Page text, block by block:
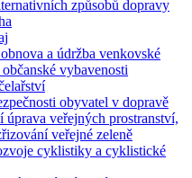
způsobů dopravy
a údržba venkovské
vybavenosti
obyvatel v dopravě
úprava veřejných prostranství,
veřejné zeleně
cyklistiky a cyklistické